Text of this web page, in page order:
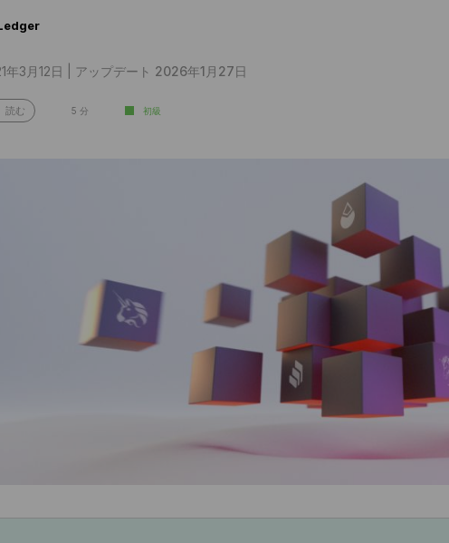
年3月12日 | アップデート 2026年1月27日
読む 5 分 初級